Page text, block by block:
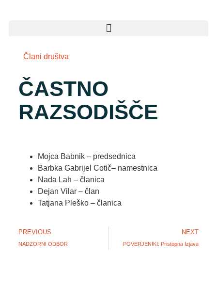
Člani društva
ČASTNO
RAZSODIŠČE
Mojca Babnik – predsednica
Barbka Gabrijel Cotič– namestnica
Nada Lah – članica
Dejan Vilar – član
Tatjana Pleško – članica
PREVIOUS
NADZORNI ODBOR
NEXT
POVERJENIKI: Pristopna Izjava